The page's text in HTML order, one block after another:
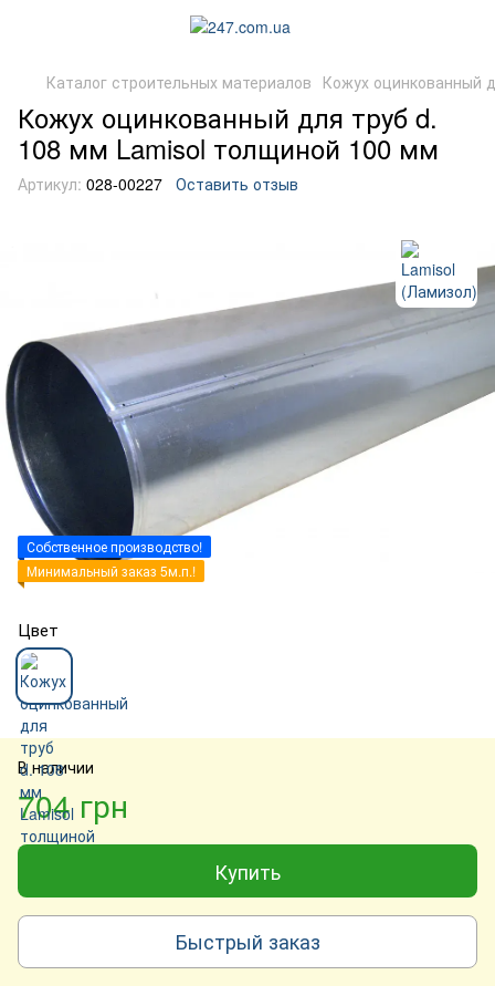
Каталог строительных материалов Кожух оцинкованный
Кожух оцинкованный для труб d.
108 мм Lamisol толщиной 100 мм
Артикул: 028-00227 Оставить отзыв
Собственное производство!
Минимальный заказ 5м.п.!
Цвет
В наличии
704 грн
Купить
Быстрый заказ